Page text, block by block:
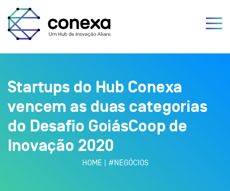
Startups do Hub Conexa
vencem as duas categorias
do Desafio GoiásCoop de
Inovação 2020
HOME | #NEGÓCIOS